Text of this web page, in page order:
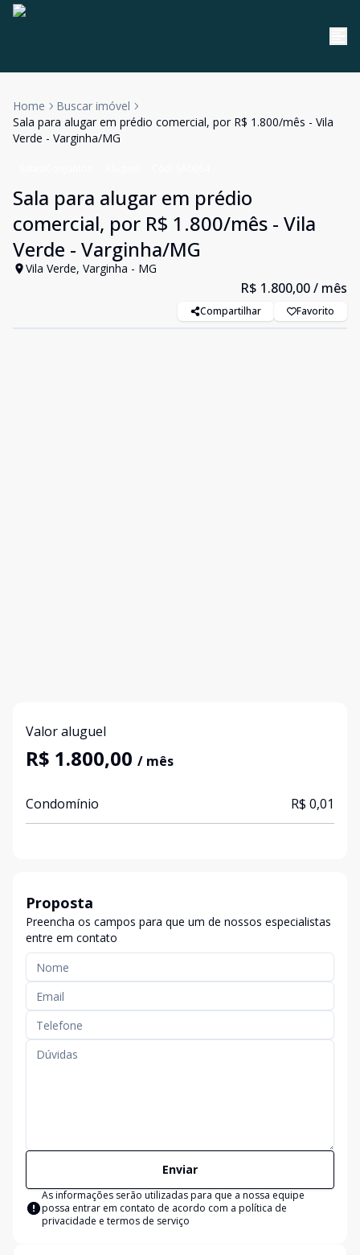
Home
Buscar imóvel
Sala para alugar em prédio comercial, por R$ 1.800/mês - Vila
Verde - Varginha/MG
Sala para alugar em prédio
comercial, por R$ 1.800/mês - Vila
Verde - Varginha/MG
Vila Verde, Varginha - MG
R$ 1.800,00/ mês
Compartilhar Favorito
Valor aluguel
R$ 1.800,00 / mês
Condomínio R$ 0,01
Proposta
Preencha os campos para que um de nossos especialistas
entre em contato
Enviar
As informações serão utilizadas para que a nossa equipe
possa entrar em contato de acordo com a política de
privacidade e termos de serviço